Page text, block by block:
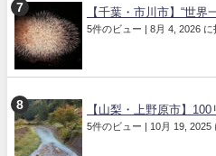
【千葉・市川市】“世界
5件のビュー | 8月 4, 2026 に
【山梨・上野原市】
5件のビュー | 10月 19, 2025